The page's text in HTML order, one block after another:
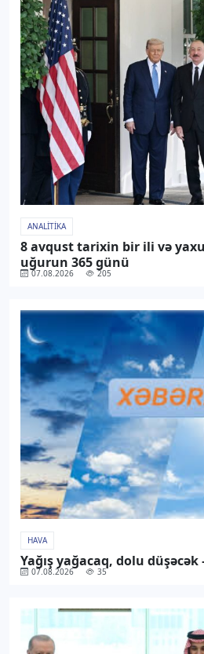
ANALITIKA
8 avqust tarixin bir ili və
uğurun 365 günü
07.08.2026 205
HAVA
Yağış yağacaq, dolu düşəcək
07.08.2026 35